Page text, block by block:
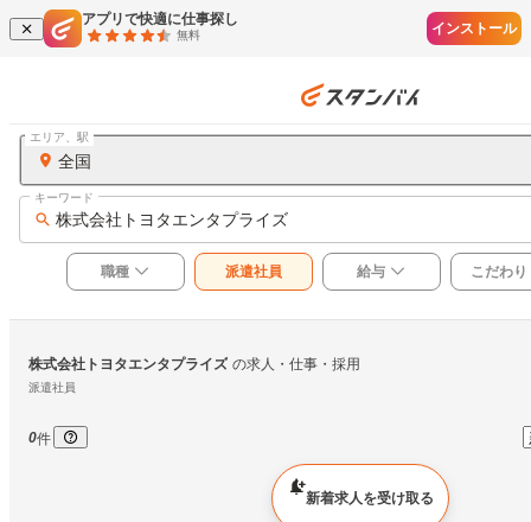
アプリで快適に仕事探し
無料 インストール
全国
エリア、駅
株式会社トヨタエンタプライズ
キーワード
職種 派遣社員 給与 こだわり
株式会社トヨタエンタプライズ の求人・仕事・採用
派遣社員
0件
新着求人を受け取る